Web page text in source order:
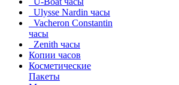
Ulysse Nardin часы
Vacheron Constantin
часы
Zenith часы
Копии часов
Косметические
Пакеты